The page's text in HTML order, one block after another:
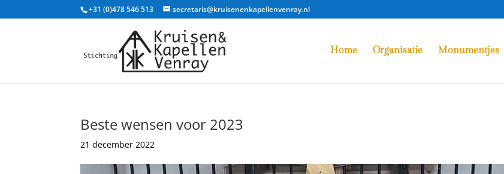
+31 (0)478 546 513 secretaris@kruisenenkapellenvenray.nl
Home Organisatie Monumentjes
Beste wensen voor 2023
21 december 2022